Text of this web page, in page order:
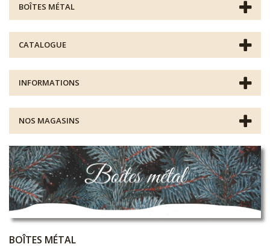
BOÎTES MÉTAL
CATALOGUE
INFORMATIONS
NOS MAGASINS
BOÎTES MÉTAL